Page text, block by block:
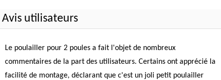
Avis utilisateurs
Le poulailler pour 2 poules a fait l'objet de nombreux
commentaires de la part des utilisateurs. Certains ont apprécié la
facilité de montage, déclarant que c'est un joli petit poulailler